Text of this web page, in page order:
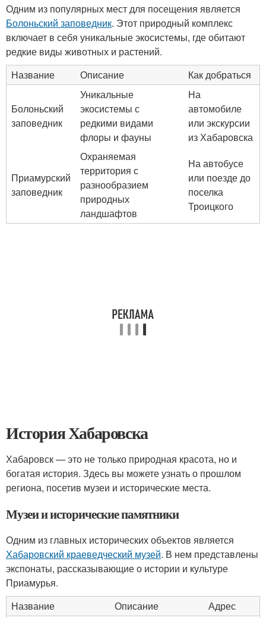
Одним из популярных мест для посещения является
Болоньский заповедник. Этот природный комплекс
включает в себя уникальные экосистемы, где обитают
редкие виды животных и растений.
Название
Описание Как добраться
Болоньский
заповедник
Уникальные
экосистемы с
редкими видами
флоры и фауны
На
автомобиле
или экскурсии
из Хабаровска
Приамурский
заповедник
Охраняемая
территория с
разнообразием
природных
ландшафтов
На автобусе
или поезде до
поселка
Троицкого
История Хабаровска
Хабаровск — это не только природная красота, но и
богатая история. Здесь вы можете узнать о прошлом
региона, посетив музеи и исторические места.
Музеи и исторические памятники
Одним из главных исторических объектов является
Хабаровский краеведческий музей. В нем представлены
экспонаты, рассказывающие о истории и культуре
Приамурья.
Название
Описание
Адрес